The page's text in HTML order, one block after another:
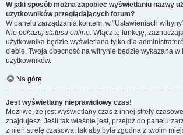
W jaki sposób można zapobiec wyświetlaniu nazwy
użytkowników przeglądających forum?
W panelu zarządzania kontem, w “Ustawieniach
Nie pokazuj statusu online. Włącz tę funkcję,
użytkownika będzie wyświetlana tylko dla
ciebie. Twoja obecność na witrynie będzie wykazana w
użytkowników.
Na górę
Jest wyświetlany nieprawidłowy czas!
Możliwe, że jest wyświetlany czas z innej strefy
znajdujesz. Jeśli tak właśnie jest, przejdź do panelu
zmień strefę czasową, tak aby była zgodna z twoim